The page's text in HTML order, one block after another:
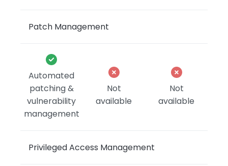
Patch Management
Automated
patching &
vulnerability
management
Not
available
Not
available
Privileged Access Management